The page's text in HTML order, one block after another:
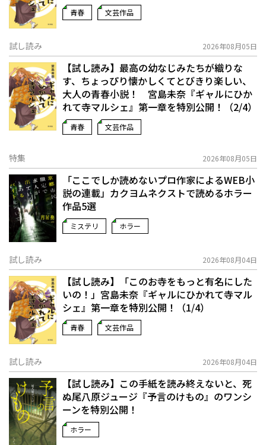
青春 文芸作品
試し読み 2026年08月05日
【試し読み】最高の幼なじみたちが織りな
す、ちょっぴり懐かしくてとびきり楽しい、
大人の青春小説！ 宮島未奈『ギャルにひか
れて寺マルシェ』第一章を特別公開！（2/4）
青春 文芸作品
特集 2026年08月05日
「ここでしか読めないプロ作家によるWEB小
説の連載」――カクヨムネクストで読めるホラー
作品5選
ミステリ ホラー
試し読み 2026年08月04日
【試し読み】「このお寺をもっと有名にした
いの！」宮島未奈『ギャルにひかれて寺マル
シェ』第一章を特別公開！（1/4）
青春 文芸作品
試し読み 2026年08月04日
【試し読み】この手紙を読み終えないと、死
ぬ――尾八原ジュージ『予言のけもの』のワンシ
ーンを特別公開！
ホラー